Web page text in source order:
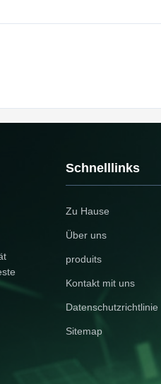
Schnelllinks
Zu Hause
Über uns
produits
Kontakt mit uns
Datenschutzrichtlinie
Sitemap